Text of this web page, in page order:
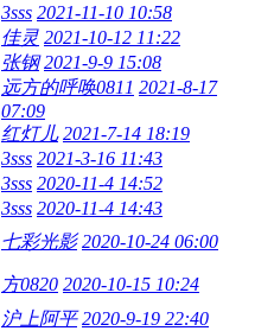
3sss 2021-11-10 10:58
佳灵 2021-10-12 11:22
张钢 2021-9-9 15:08
远方的呼唤0811 2021-8-17
07:09
红灯儿 2021-7-14 18:19
3sss 2021-3-16 11:43
3sss 2020-11-4 14:52
3sss 2020-11-4 14:43
七彩光影 2020-10-24 06:00
方0820 2020-10-15 10:24
沪上阿平 2020-9-19 22:40